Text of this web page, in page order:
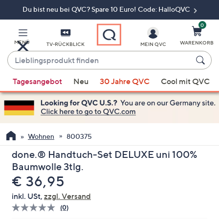
Du bist neu bei QVC? Spare 10 Euro! Code: HalloQVC
MENÜ TV-RÜCKBLICK
Lieblingsprodukt
finden
Vorschläge
verfügbar
sind,
verwenden
Sie
die
Pfeiltasten
nach
oben
und
nach
MEIN QVC
0
WARENKORB
Tagesangebot Neu 30 Jahre QVC Cool mit QVC
Wohnen 800375
done.® Handtuch-Set DELUXE uni 100%
Baumwolle 3tlg.
Gelöscht
€ 36,95
inkl. USt, zzgl. Versand
Bisher
(0)